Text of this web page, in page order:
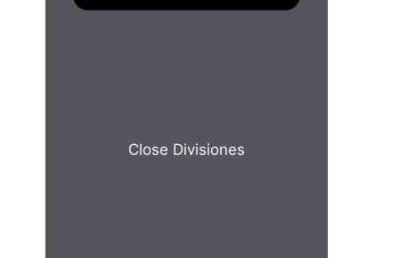
Close Divisiones